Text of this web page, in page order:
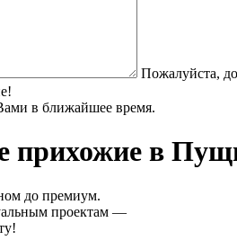
Пожалуйста,
в ближайшее время.
прихожие в
до премиум.
проектам —